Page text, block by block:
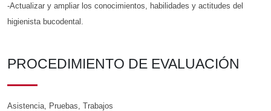
-Actualizar y ampliar los conocimientos, habilidades y actitudes del
higienista bucodental.
PROCEDIMIENTO DE EVALUACIÓN
Asistencia, Pruebas, Trabajos